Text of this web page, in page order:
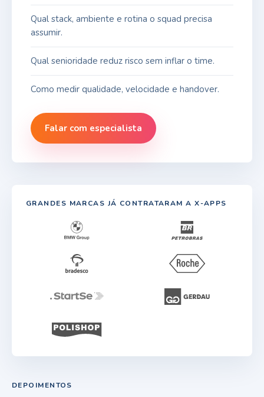
Qual stack, ambiente e rotina o squad precisa
assumir.
Qual senioridade reduz risco sem inflar o time.
Como medir qualidade, velocidade e handover.
Falar com especialista
GRANDES MARCAS JÁ CONTRATARAM A X-APPS
DEPOIMENTOS